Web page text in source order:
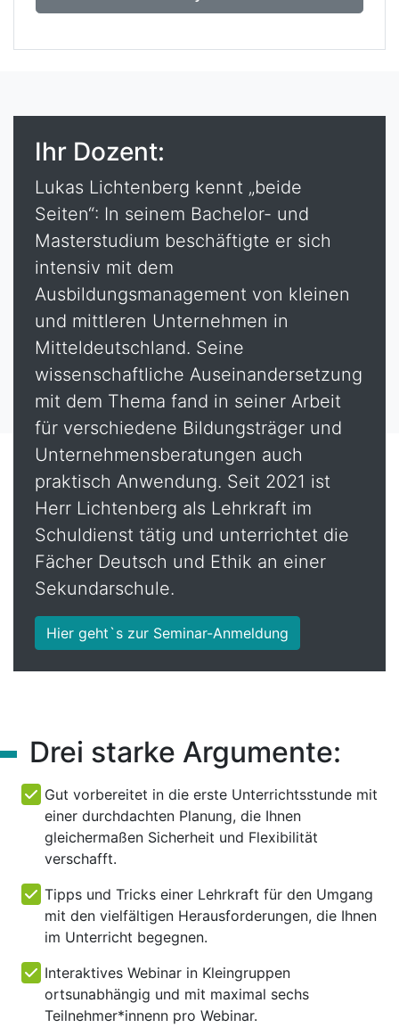
Ihr Dozent:
Lukas Lichtenberg kennt „beide
Seiten“: In seinem Bachelor- und
Masterstudium beschäftigte er sich
intensiv mit dem
Ausbildungsmanagement von kleinen
und mittleren Unternehmen in
Mitteldeutschland. Seine
wissenschaftliche Auseinandersetzung
mit dem Thema fand in seiner Arbeit
für verschiedene Bildungsträger und
Unternehmensberatungen auch
praktisch Anwendung. Seit 2021 ist
Herr Lichtenberg als Lehrkraft im
Schuldienst tätig und unterrichtet die
Fächer Deutsch und Ethik an einer
Sekundarschule.
Hier geht`s zur Seminar-Anmeldung
Drei starke Argumente:
Gut vorbereitet in die erste Unterrichtsstunde mit
einer durchdachten Planung, die Ihnen
gleichermaßen Sicherheit und Flexibilität
verschafft.
Tipps und Tricks einer Lehrkraft für den Umgang
mit den vielfältigen Herausforderungen, die Ihnen
im Unterricht begegnen.
Interaktives Webinar in Kleingruppen
ortsunabhängig und mit maximal sechs
Teilnehmer*innenn pro Webinar.